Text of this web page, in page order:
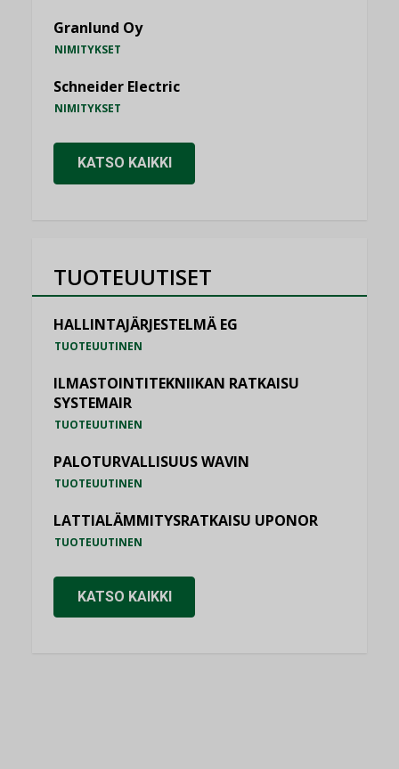
Granlund Oy
NIMITYKSET
Schneider Electric
NIMITYKSET
KATSO KAIKKI
TUOTEUUTISET
HALLINTAJÄRJESTELMÄ EG
TUOTEUUTINEN
ILMASTOINTITEKNIIKAN RATKAISU
SYSTEMAIR
TUOTEUUTINEN
PALOTURVALLISUUS WAVIN
TUOTEUUTINEN
LATTIALÄMMITYSRATKAISU UPONOR
TUOTEUUTINEN
KATSO KAIKKI